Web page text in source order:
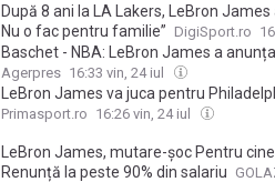
După 8 ani la LA Lakers, LeBron
Nu o fac pentru familie” DigiSport.ro
Baschet - NBA: LeBron James a
Agerpres 16:33 vin, 24 iul
LeBron James va juca pentru
Primasport.ro 16:26 vin, 24 iul
LeBron James, mutare-șoc Pentru
Renunță la peste 90% din salariu